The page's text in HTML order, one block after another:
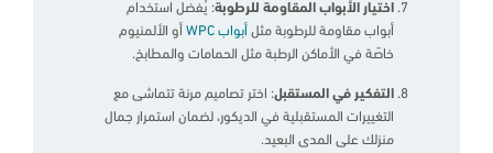
اختيار الأبواب المقاومة للرطوبة: يُفضل استخدام
أبواب مقاومة للرطوبة مثل أبواب WPC
أو الألمنيوم
خاصًة في الأماكن الرطبة مثل الحمامات والمطابخ.
التفكير في المستقبل: اختر تصاميم مرنة تتماشى مع
التغييرات المستقبلية في الديكور، لضمان استمرار جمال
منزلك على المدى البعيد.